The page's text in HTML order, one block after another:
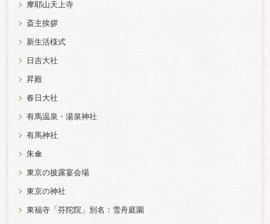
摩耶山天上寺
斎主挨拶
新生活様式
日吉大社
昇殿
春日大社
有馬温泉・湯泉神社
有馬神社
朱傘
東京の披露宴会場
東京の神社
東福寺「芬陀院」別名：雪舟庭園